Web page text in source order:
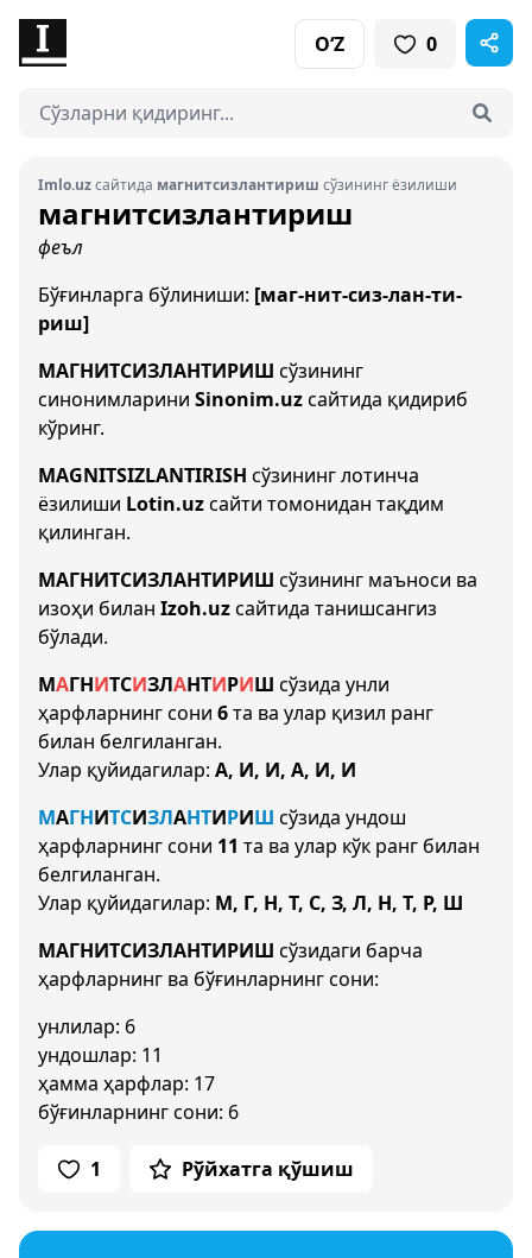
O‘Z 0
Imlo.uzсайтида магнитсизлантириш сўзининг ёзилиши
магнитсизлантириш
феъл
Бўғинларга бўлиниши: [маг-нит-сиз-лан-ти-
риш]
МАГНИТСИЗЛАНТИРИШ сўзининг
синонимларини Sinonim.uzсайтида қидириб
кўринг.
MAGNITSIZLANTIRISH сўзининг лотинча
ёзилиши Lotin.uzсайти томонидан тақдим
қилинган.
МАГНИТСИЗЛАНТИРИШ сўзининг маъноси ва
изоҳи билан Izoh.uzсайтида танишсангиз
бўлади.
МАГНИТСИЗЛАНТИРИШ сўзида унли
ҳарфларнинг сони 6та ва улар қизил ранг
билан белгиланган.
Улар қуйидагилар: А, И, И, А, И, И
МАГНИТСИЗЛАНТИРИШ сўзида ундош
ҳарфларнинг сони 11 та ва улар кўк ранг билан
белгиланган.
Улар қуйидагилар: М, Г, Н, Т, С, З, Л, Н, Т, Р, Ш
МАГНИТСИЗЛАНТИРИШ сўзидаги барча
ҳарфларнинг ва бўғинларнинг сони:
унлилар: 6
ундошлар: 11
ҳамма ҳарфлар: 17
бўғинларнинг сони: 6
1 Рўйхатга қўшиш